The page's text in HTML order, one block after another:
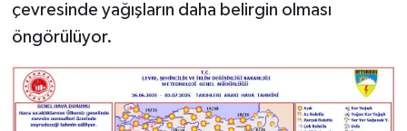
çevresinde yağışların daha belirgin olması
öngörülüyor.